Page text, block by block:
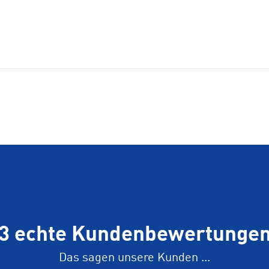
echte
Das sagen unsere Kunden ...